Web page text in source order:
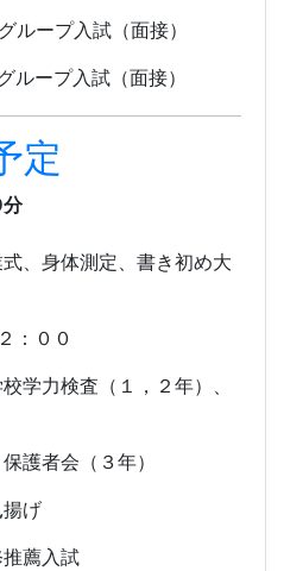
グループ入試（面接）
ループ入試（面接）
定
、身体測定、書き初め大
００
学力検査（１，２年）、
護者会（３年）
げ
薦入試